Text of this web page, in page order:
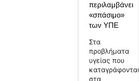
περιλαμβάνει
«σπάσιμο»
των ΥΠΕ
Στα
προβλήματα
υγείας που
καταγράφονται
στα